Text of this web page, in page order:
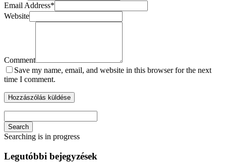
Email Address*
Website
Comment
Save my name, email, and website in this browser for the next
time I comment.
Search
Searching is in progress
Legutóbbi bejegyzések